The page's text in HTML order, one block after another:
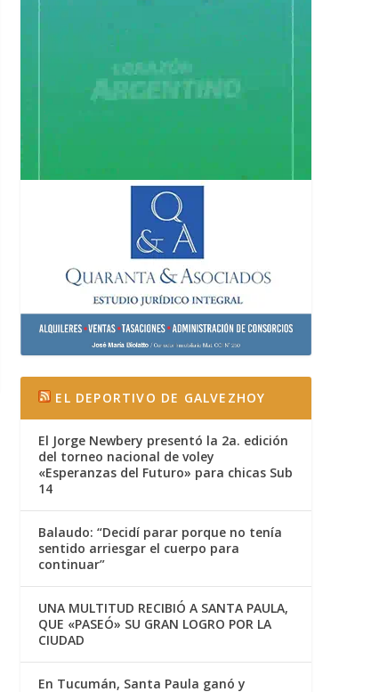
EL DEPORTIVO DE GALVEZHOY
El Jorge Newbery presentó la 2a. edición
del torneo nacional de voley
«Esperanzas del Futuro» para chicas Sub
14
Balaudo: “Decidí parar porque no tenía
sentido arriesgar el cuerpo para
continuar”
UNA MULTITUD RECIBIÓ A SANTA PAULA,
QUE «PASEÓ» SU GRAN LOGRO POR LA
CIUDAD
En Tucumán, Santa Paula ganó y